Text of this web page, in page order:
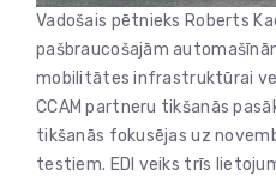
Vadošais pētnieks Roberts
pašbraucošajām
mobilitātes infrastruktūrai
CCAM partneru tikšanās
tikšanās fokusējas uz
testiem. EDI veiks trīs